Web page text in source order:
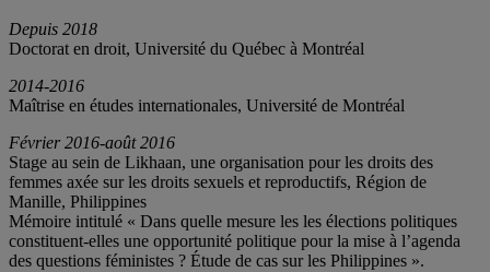
Depuis 2018
Doctorat en droit, Université du Québec à Montréal
2014-2016
Maîtrise en études internationales, Université de Montréal
Février 2016-août 2016
Stage au sein de Likhaan, une organisation pour les droits des
femmes axée sur les droits sexuels et reproductifs, Région de
Manille, Philippines
Mémoire intitulé « Dans quelle mesure les les élections politiques
constituent-elles une opportunité politique pour la mise à l’agenda
des questions féministes ? Étude de cas sur les Philippines ».